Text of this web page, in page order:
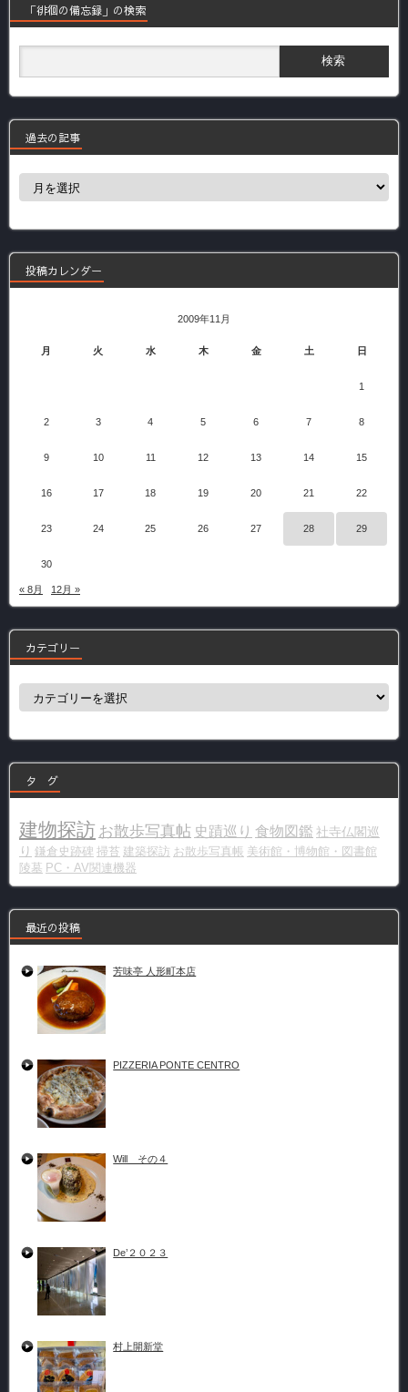
「徘徊の備忘録」の検索
過去の記事
過
事
投稿カレンダー
2009年11月
月 火 水 木 金 土 日
1
2 3 4 5 6 7 8
9 10 11 12 13 14 15
16 17 18 19 20 21 22
23 24 25 26 27 28 29
30
« 8月 12月 »
カテゴリー
カ
ー
タ グ
建物探訪 お散歩写真帖 史蹟巡り 食物図鑑 社寺仏閣巡
り 鎌倉史跡碑 掃苔 建築探訪 お散歩写真帳 美術館・博物館・図書館
陵墓 PC・AV関連機器
最近の投稿
芳味亭 人形町本店
PIZZERIA PONTE CENTRO
Will その４
De’２０２３
村上開新堂